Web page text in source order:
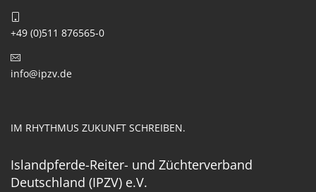
+49 (0)511 876565-0
info@ipzv.de
IM RHYTHMUS ZUKUNFT SCHREIBEN.
Islandpferde-Reiter- und Züchterverband
Deutschland (IPZV) e.V.